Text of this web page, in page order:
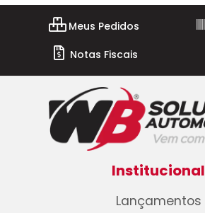
Meus Pedidos
Notas Fiscais
Institucional
Lançamentos